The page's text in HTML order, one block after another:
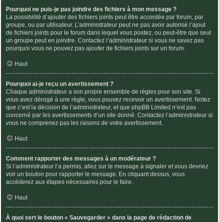
Pourquoi ne puis-je pas joindre des fichiers à mon message ?
La possibilité d’ajouter des fichiers joints peut être accordée par forum, par
groupe, ou par utilisateur. L’administrateur peut ne pas avoir autorisé l’ajout
de fichiers joints pour le forum dans lequel vous postez, ou peut-être que seul
un groupe peut en joindre. Contactez l’administrateur si vous ne savez pas
pourquoi vous ne pouvez pas ajouter de fichiers joints sur un forum.
Haut
Pourquoi ai-je reçu un avertissement ?
Chaque administrateur a son propre ensemble de règles pour son site. Si
vous avez dérogé à une règle, vous pouvez recevoir un avertissement. Notez
que c’est la décision de l’administrateur, et que phpBB Limited n’est pas
concerné par les avertissements d’un site donné. Contactez l’administrateur si
vous ne comprenez pas les raisons de votre avertissement.
Haut
Comment rapporter des messages à un modérateur ?
Si l’administrateur l’a permis, allez sur le message à signaler et vous devriez
voir un bouton pour rapporter le message. En cliquant dessus, vous
accéderez aux étapes nécessaires pour le faire.
Haut
À quoi sert le bouton « Sauvegarder » dans la page de rédaction de